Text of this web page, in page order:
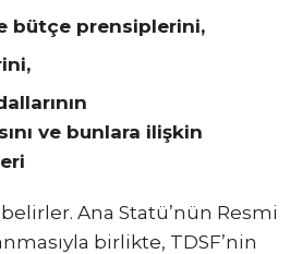
bütçe prensiplerini,
ve bunlara ilişkin
Ana Statü’nün Resmi
birlikte, TDSF’nin